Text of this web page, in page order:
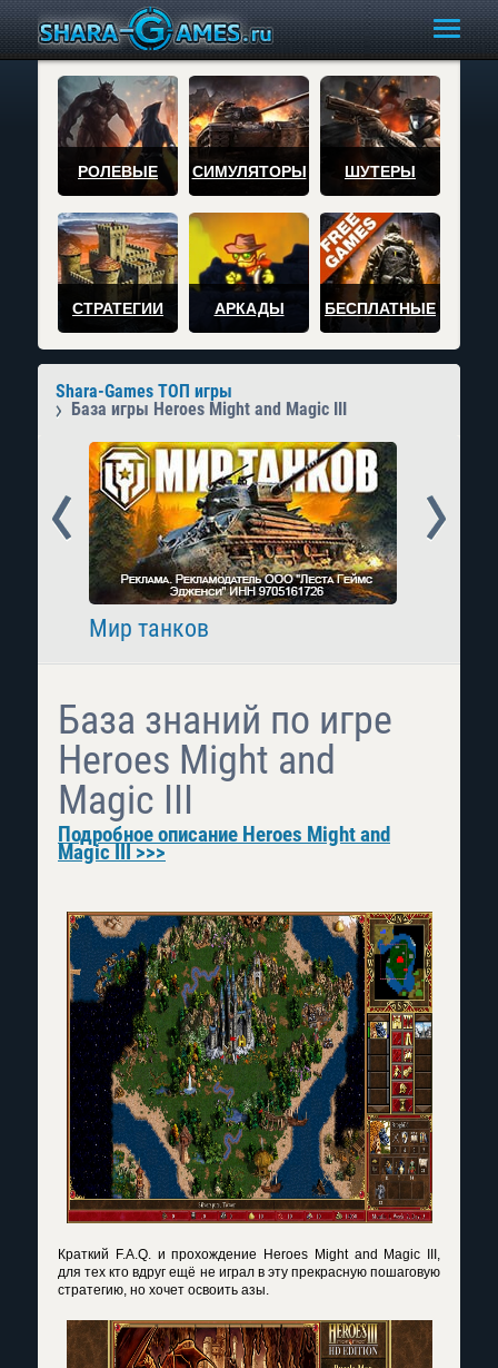
РОЛЕВЫЕ СИМУЛЯТОРЫ ШУТЕРЫ
СТРАТЕГИИ АРКАДЫ БЕСПЛАТНЫЕ
Shara-Games ТОП игры
База игры Heroes Might and Magic III
Мир танков
Prev
База знаний по игре
Heroes Might and
Magic III
Подробное описание Heroes Might and
Magic III >>>
Краткий F.A.Q. и прохождение Heroes Might and Magic III,
для тех кто вдруг ещё не играл в эту прекрасную пошаговую
стратегию, но хочет освоить азы.